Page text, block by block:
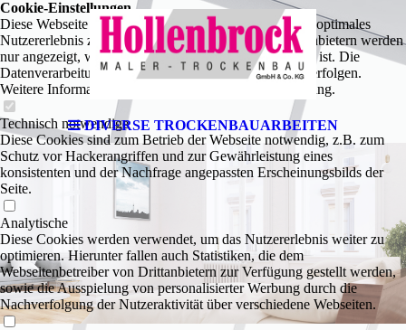
DIVERSE TROCKENBAUARBEITEN
Cookie-Einstellungen
Diese Webseite verwendet Cookies, um Besuchern ein optimales
Nutzererlebnis zu bieten. Bestimmte Inhalte von Drittanbietern werden
nur angezeigt, wenn die entsprechende Option aktiviert ist. Die
Datenverarbeitung kann dann auch in einem Drittland erfolgen.
Weitere Informationen hierzu in der Datenschutzerklärung.
Technisch notwendige
Diese Cookies sind zum Betrieb der Webseite notwendig, z.B. zum
Schutz vor Hackerangriffen und zur Gewährleistung eines
konsistenten und der Nachfrage angepassten Erscheinungsbilds der
Seite.
Analytische
Diese Cookies werden verwendet, um das Nutzererlebnis weiter zu
optimieren. Hierunter fallen auch Statistiken, die dem
Webseitenbetreiber von Drittanbietern zur Verfügung gestellt werden,
sowie die Ausspielung von personalisierter Werbung durch die
Nachverfolgung der Nutzeraktivität über verschiedene Webseiten.